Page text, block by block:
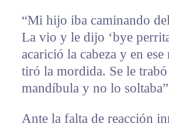
“Mi hijo iba caminando
La vio y le dijo ‘bye
acarició la cabeza y en
tiró la mordida. Se le
mandíbula y no lo
Ante la falta de reacción